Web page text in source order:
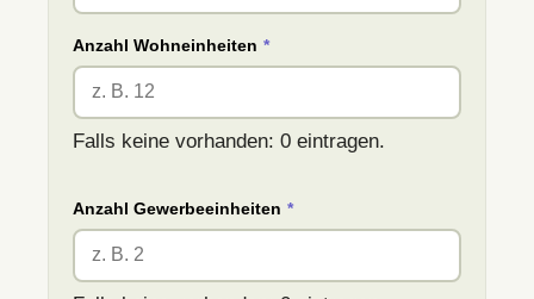
Anzahl Wohneinheiten *
Falls keine vorhanden: 0 eintragen.
Anzahl Gewerbeeinheiten *